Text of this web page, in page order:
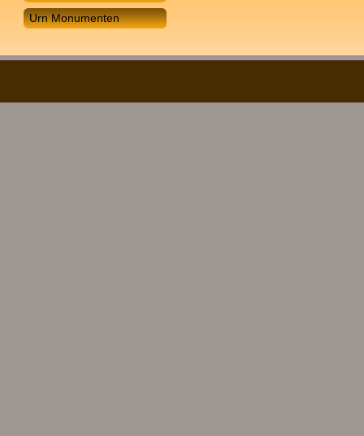
Urn Monumenten